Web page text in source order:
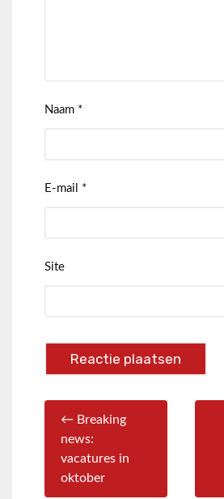
Naam *
E-mail *
Site
← Breaking
news:
vacatures in
oktober